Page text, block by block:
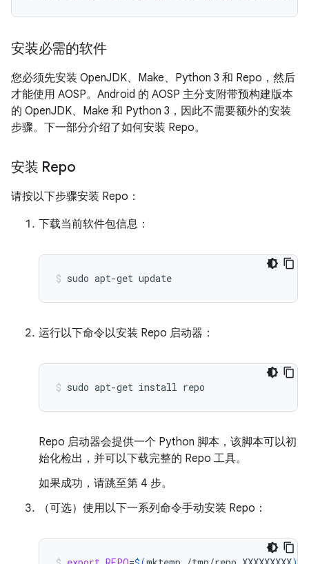
安装必需的软件
您必须先安装 OpenJDK、Make、Python 3 和 Repo，然后
才能使用 AOSP。Android 的 AOSP 主分支附带预构建版本
的 OpenJDK、Make 和 Python 3，因此不需要额外的安装
步骤。下一部分介绍了如何安装 Repo。
安装 Repo
请按以下步骤安装 Repo：
下载当前软件包信息：
sudo apt-get update
运行以下命令以安装 Repo 启动器：
sudo apt-get install repo
Repo 启动器会提供一个 Python 脚本，该脚本可以初
始化检出，并可以下载完整的 Repo 工具。
如果成功，请跳至第 4 步。
（可选）使用以下一系列命令手动安装 Repo：